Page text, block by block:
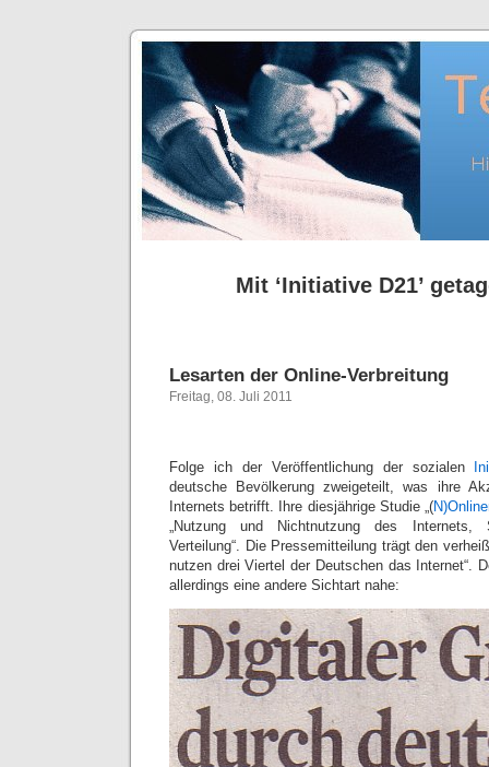
Mit ‘Initiative D21’
Lesarten der Online-Verbreitung
Freitag, 08. Juli 2011
Folge ich der Veröffentlichung der sozialen
deutsche Bevölkerung zweigeteilt, was ihre
Internets betrifft. Ihre diesjährige Studie „(
„Nutzung und Nichtnutzung des Internets,
Verteilung“. Die Pressemitteilung trägt den
nutzen drei Viertel der Deutschen das Internet“.
allerdings eine andere Sichtart nahe: